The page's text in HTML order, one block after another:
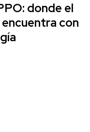
donde el
con